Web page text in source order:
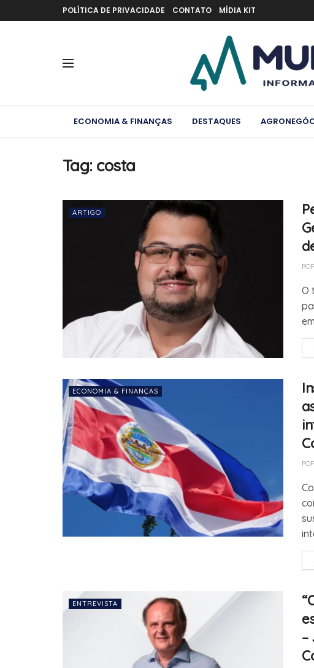
POLÍTICA DE PRIVACIDADE CONTATO MÍDIA KIT
ECONOMIA & FINANÇAS DESTAQUES
Tag: costa
ARTIGO
O
ECONOMIA & FINANÇAS
ENTREVISTA
–